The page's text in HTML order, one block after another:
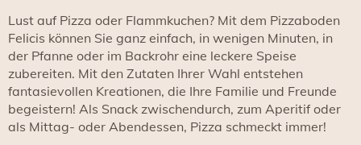
Lust auf Pizza oder Flammkuchen? Mit dem Pizzaboden
Felicis können Sie ganz einfach, in wenigen Minuten, in
der Pfanne oder im Backrohr eine leckere Speise
zubereiten. Mit den Zutaten Ihrer Wahl entstehen
fantasievollen Kreationen, die Ihre Familie und Freunde
begeistern! Als Snack zwischendurch, zum Aperitif oder
als Mittag- oder Abendessen, Pizza schmeckt immer!